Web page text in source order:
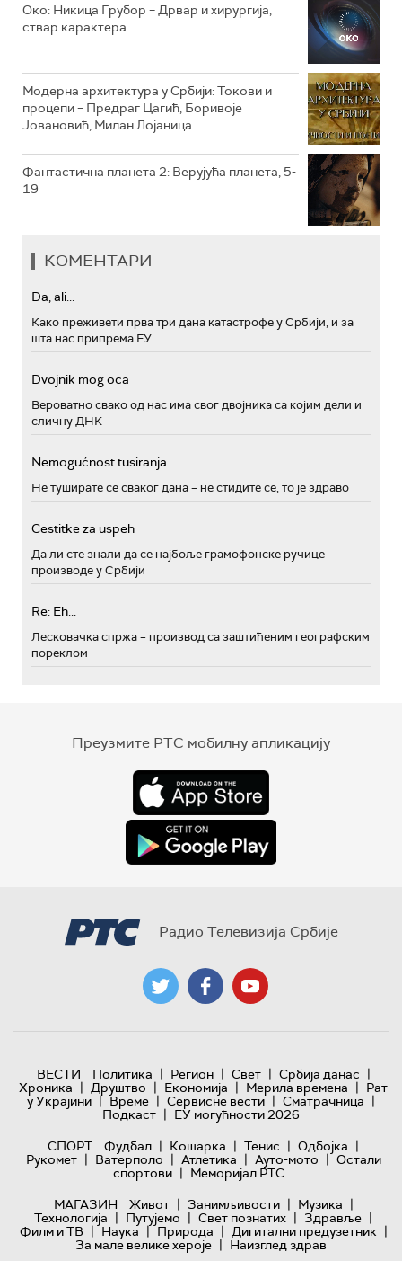
Око: Никица Грубор – Дрвар и хирургија,
ствар карактера
Модерна архитектура у Србији: Токови и
процепи – Предраг Цагић, Боривоје
Јовановић, Милан Лојаница
Фантастична планета 2: Верујућа планета, 5-
19
КОМЕНТАРИ
Da, ali...
Како преживети прва три дана катастрофе у Србији, и за
шта нас припрема ЕУ
Dvojnik mog oca
Вероватно свако од нас има свог двојника са којим дели и
сличну ДНК
Nemogućnost tusiranja
Не туширате се сваког дана – не стидите се, то је здраво
Cestitke za uspeh
Да ли сте знали да се најбоље грамофонске ручице
производе у Србији
Re: Eh...
Лесковачка спржа – производ са заштићеним географским
пореклом
Преузмите РТС мобилну апликацију
Радио Телевизија Србије
ВЕСТИ Политика | Регион | Свет | Србија данас |
Хроника | Друштво | Економија | Мерила времена | Рат
у Украјини | Време | Сервисне вести | Сматрачница |
Подкаст | ЕУ могућности 2026
СПОРТ
Фудбал | Кошарка | Тенис | Одбојка |
Рукомет | Ватерполо | Атлетика | Ауто-мото | Остали
спортови | Меморијал РТС
МАГАЗИН
Живот | Занимљивости | Музика |
Технологијa | Путујемо | Свет познатих | Здравље |
Филм и ТВ | Наука | Природа | Дигитални предузетник |
За мале велике хероје | Наизглед здрав